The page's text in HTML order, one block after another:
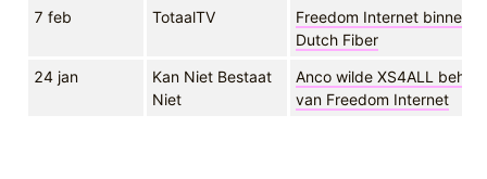
7 feb
TotaalTV
Freedom Internet
Dutch Fiber
24 jan
Kan Niet Bestaat
Niet
Anco wilde XS4ALL
van Freedom Internet